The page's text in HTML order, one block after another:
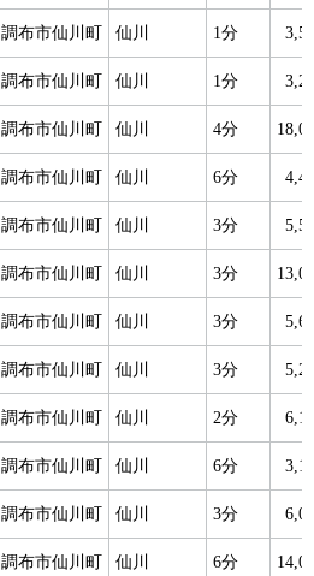
調布市仙川町 仙川 1分
調布市仙川町 仙川 1分
調布市仙川町 仙川 4分
調布市仙川町 仙川 6分
調布市仙川町 仙川 3分
調布市仙川町 仙川 3分
調布市仙川町 仙川 3分
調布市仙川町 仙川 3分
調布市仙川町 仙川 2分
調布市仙川町 仙川 6分
調布市仙川町 仙川 3分
調布市仙川町 仙川 6分